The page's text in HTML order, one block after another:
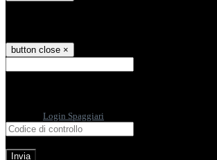
button close ×
Login Spaggiari